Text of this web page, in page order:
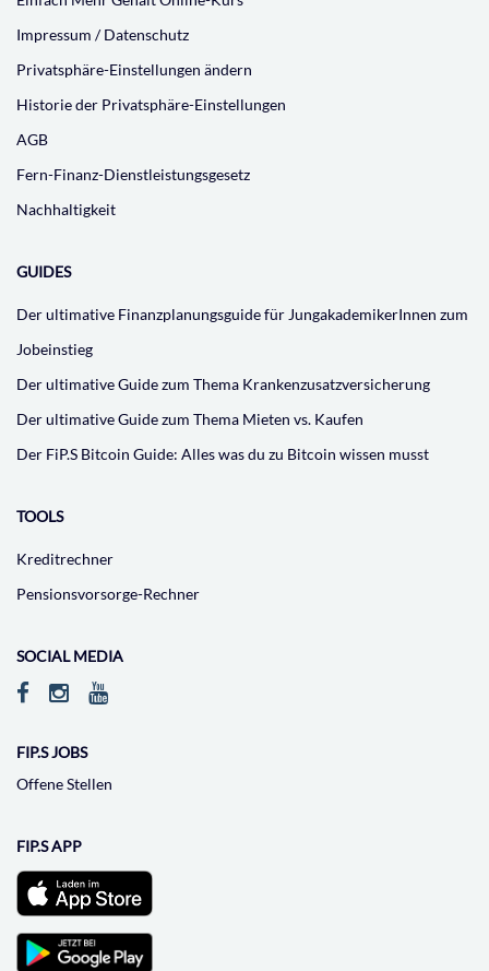
Impressum / Datenschutz
Privatsphäre-Einstellungen ändern
Historie der Privatsphäre-Einstellungen
AGB
Fern-Finanz-Dienstleistungsgesetz
Nachhaltigkeit
GUIDES
Der ultimative Finanzplanungsguide für JungakademikerInnen zum
Jobeinstieg
Der ultimative Guide zum Thema Krankenzusatzversicherung
Der ultimative Guide zum Thema Mieten vs. Kaufen
Der FiP.S Bitcoin Guide: Alles was du zu Bitcoin wissen musst
TOOLS
Kreditrechner
Pensionsvorsorge-Rechner
SOCIAL MEDIA
FIP.S JOBS
Offene Stellen
FIP.S APP